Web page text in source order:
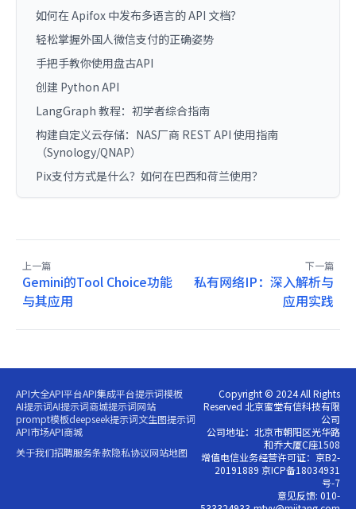
如何在 Apifox 中发布多语言的 API 文档？
轻松掌握外国人微信支付的正确姿势
手把手教你使用盘古API
创建 Python API
LangGraph 教程：初学者综合指南
构建自定义云存储：NAS厂商 REST API 使用指南
（Synology/QNAP）
Pix支付方式是什么？如何在巴西和荷兰使用？
上一篇
Gemini的Tool Choice功能
与其应用
下一篇
私有网络IP：深入解析与
应用实践
API大全API平台API集成平台提示词模板
AI提示词AI提示词商城提示词网站
prompt模板deepseek提示词文生图提示词
API市场API商城
关于我们招聘服务条款隐私协议网站地图
Copyright © 2024 All Rights
Reserved 北京蜜堂有信科技有限
公司
公司地址：北京市朝阳区光华路
和乔大厦C座1508
增值电信业务经营许可证：京B2-
20191889 京ICP备18034931
号-7
意见反馈: 010-